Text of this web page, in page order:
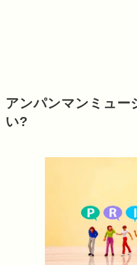
アンパンマンミュー
い?